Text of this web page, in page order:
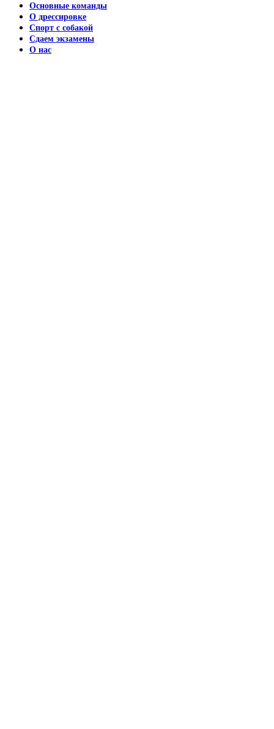
Основные команды
О дрессировке
Спорт с собакой
Сдаем экзамены
О нас